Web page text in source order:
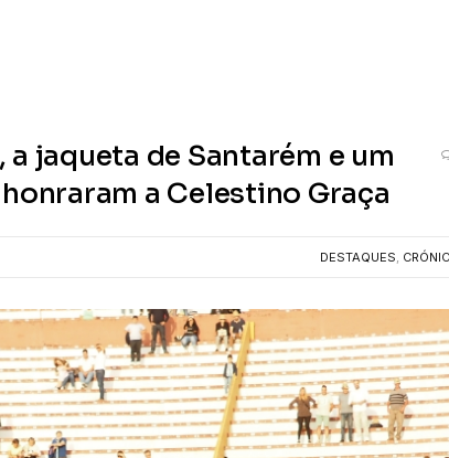
jaqueta de Santarém e um
a Celestino Graça
DESTAQUES,